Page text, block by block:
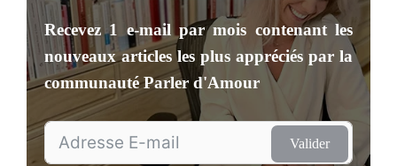
Recevez1 e-mail par mois contenant les
nouveaux articles les plus appréciés par la
communautéParler d'Amour
Valider